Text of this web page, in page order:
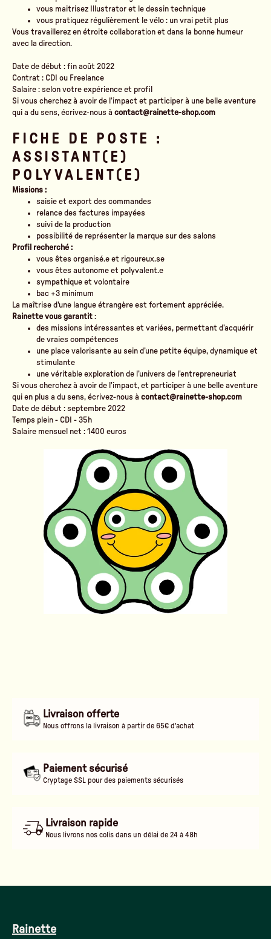
vous maitrisez Illustrator et le dessin technique
vous pratiquez régulièrement le vélo : un vrai petit plus
Vous travaillerez en étroite collaboration et dans la bonne humeur
avec la direction.
Date de début : fin août 2022
Contrat : CDI ou Freelance
Salaire : selon votre expérience et profil
Si vous cherchez à avoir de l’impact et participer à une belle aventure
qui a du sens, écrivez-nous à contact@rainette-shop.com
FICHE DE POSTE :
ASSISTANT(E)
POLYVALENT(E)
Missions :
saisie et export des commandes
relance des factures impayées
suivi de la production
possibilité de représenter la marque sur des salons
Profil recherché :
vous êtes organisé.e et rigoureux.se
vous êtes autonome et polyvalent.e
sympathique et volontaire
bac +3 minimum
La maîtrise d'une langue étrangère est fortement appréciée.
Rainette vous garantit :
des missions intéressantes et variées, permettant d’acquérir
de vraies compétences
une place valorisante au sein d’une petite équipe, dynamique et
stimulante
une véritable exploration de l’univers de l'entrepreneuriat
Si vous cherchez à avoir de l’impact, et participer à une belle aventure
qui en plus a du sens, écrivez-nous à contact@rainette-shop.com
Date de début : septembre 2022
Temps plein - CDI - 35h
Salaire mensuel net : 1400 euros
Livraison offerte
Nous offrons la livraison à partir de 65€ d'achat
Paiement sécurisé
Cryptage SSL pour des paiements sécurisés
Livraison rapide
Nous livrons nos colis dans un délai de 24 à 48h
Rainette